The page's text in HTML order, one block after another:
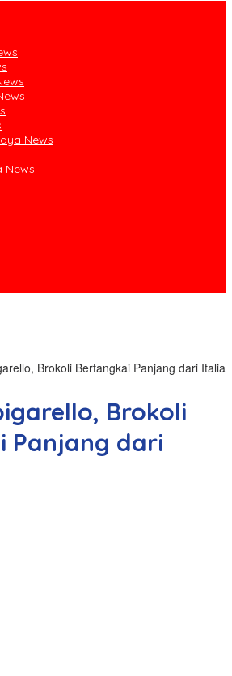
News
News
Brokoli Bertangkai Panjang dari Italia
Brokoli
Panjang dari